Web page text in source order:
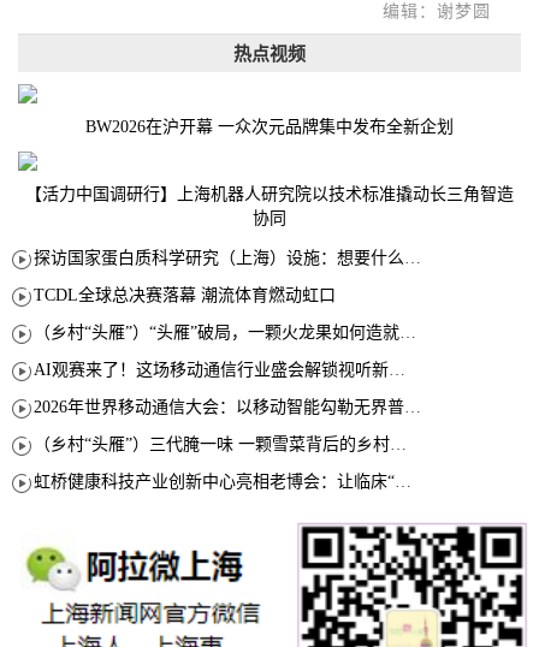
编辑：谢梦圆
热点视频
BW2026在沪开幕 一众次元品牌集中发布全新企划
【活力中国调研行】上海机器人研究院以技术标准撬动长三角智造
协同
TCDL全球总决赛落幕 潮流体育燃动虹口